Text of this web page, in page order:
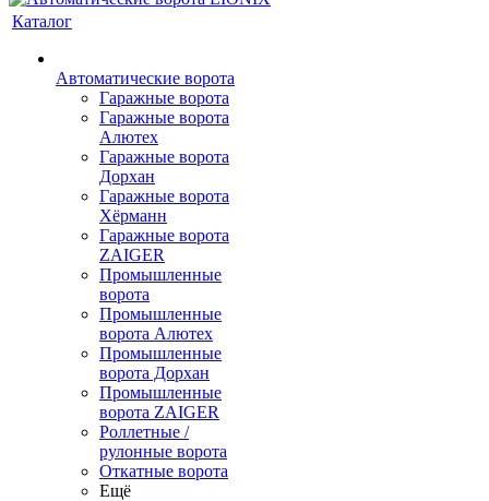
Каталог
Автоматические ворота
Гаражные ворота
Гаражные ворота
Алютех
Гаражные ворота
Дорхан
Гаражные ворота
Хёрманн
Гаражные ворота
ZAIGER
Промышленные
ворота
Промышленные
ворота Алютех
Промышленные
ворота Дорхан
Промышленные
ворота ZAIGER
Роллетные /
рулонные ворота
Откатные ворота
Ещё